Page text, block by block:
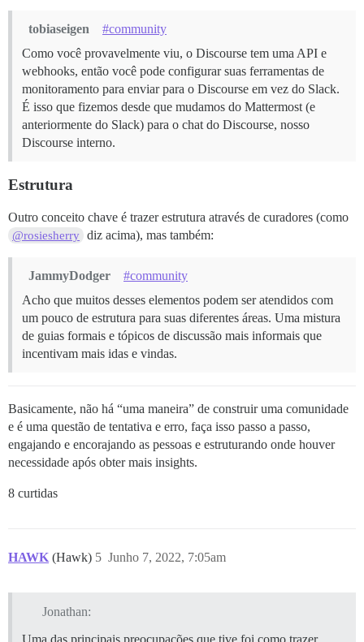
tobiaseigen
#community
Como você provavelmente viu, o Discourse tem uma API e
webhooks, então você pode configurar suas ferramentas de
monitoramento para enviar para o Discourse em vez do Slack.
É isso que fizemos desde que mudamos do Mattermost (e
anteriormente do Slack) para o chat do Discourse, nosso
Discourse interno.
Estrutura
Outro conceito chave é trazer estrutura através de curadores (como
@rosiesherry diz acima), mas também:
JammyDodger
#community
Acho que muitos desses elementos podem ser atendidos com
um pouco de estrutura para suas diferentes áreas. Uma mistura
de guias formais e tópicos de discussão mais informais que
incentivam mais idas e vindas.
Basicamente, não há “uma maneira” de construir uma comunidade
e é uma questão de tentativa e erro, faça isso passo a passo,
engajando e encorajando as pessoas e estruturando onde houver
necessidade após obter mais insights.
8 curtidas
HAWK (Hawk) Junho 7, 2022, 7:05am
5
Jonathan:
Uma das principais preocupações que tive foi como trazer